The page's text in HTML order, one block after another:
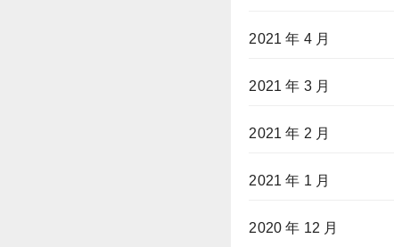
2021 年 4 月
2021 年 3 月
2021 年 2 月
2021 年 1 月
2020 年 12 月